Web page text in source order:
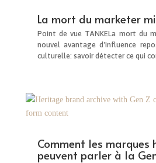
La mort du marketer
Point de vue TANKELa mort du
nouvel avantage d'influence
culturelle: savoir détecter ce qui
Comment les marques
peuvent parler à la